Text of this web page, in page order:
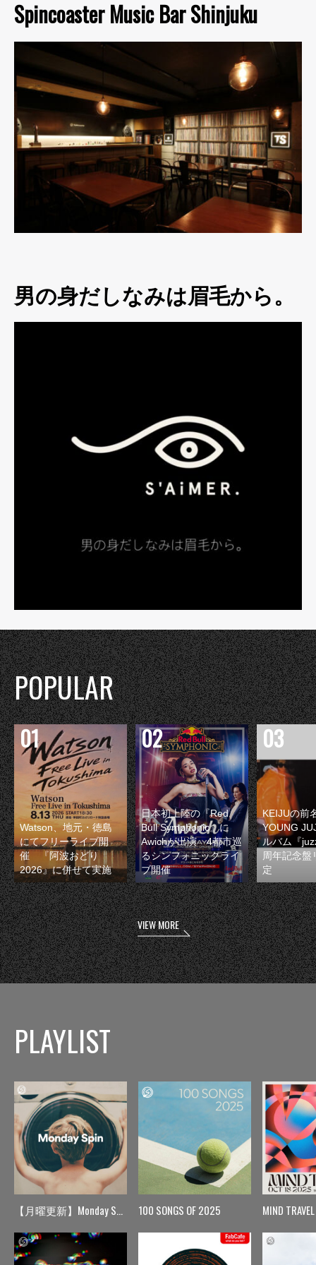
Spincoaster Music Bar Shinjuku
男の身だしなみは眉毛から。
POPULAR
Watson、地元・徳島
にてフリーライブ開
催 『阿波おどり
2026』に併せて実施
日本初上陸の『Red
Bull Symphonic』に
Awichが出演 4都市巡
るシンフォニックライ
ブ開催
KEIJUの前
YOUNG
ルバム『
周年記念盤
定
VIEW MORE
PLAYLIST
【月曜更新】Monday Spin 100 SONGS OF 2025 MIND TRAVEL